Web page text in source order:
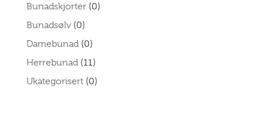
Bunadskjorter (0)
Bunadsølv (0)
Damebunad (0)
Herrebunad (11)
Ukategorisert (0)